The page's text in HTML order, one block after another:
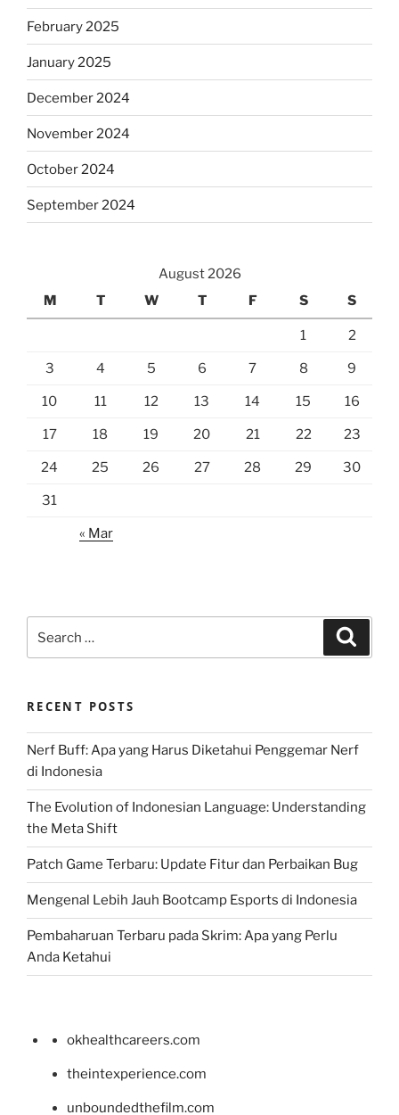
February 2025
January 2025
December 2024
November 2024
October 2024
September 2024
August 2026
M
T W T F S S
1 2
3 4 5 6 7 8 9
10 11 12 13 14 15 16
17 18 19 20 21 22 23
24 25 26 27 28 29 30
31
« Mar
for:
RECENT POSTS
Nerf Buff: Apa yang Harus Diketahui Penggemar Nerf
di Indonesia
The Evolution of Indonesian Language: Understanding
the Meta Shift
Patch Game Terbaru: Update Fitur dan Perbaikan Bug
Mengenal Lebih Jauh Bootcamp Esports di Indonesia
Pembaharuan Terbaru pada Skrim: Apa yang Perlu
Anda Ketahui
okhealthcareers.com
theintexperience.com
unboundedthefilm.com